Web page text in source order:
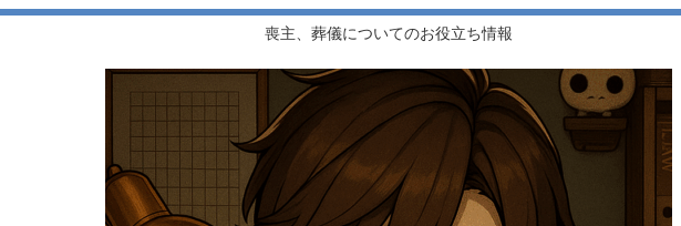
喪主、葬儀についてのお役立ち情報